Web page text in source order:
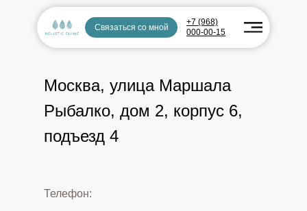
Связаться со мной
+7 (968)
000-00-15
Москва, улица Маршала
Рыбалко, дом 2, корпус 6,
подъезд 4
Телефон: